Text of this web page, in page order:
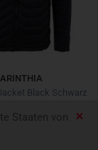
Staaten von
Black Schwarz
€ 279,90* -28%
Preis: